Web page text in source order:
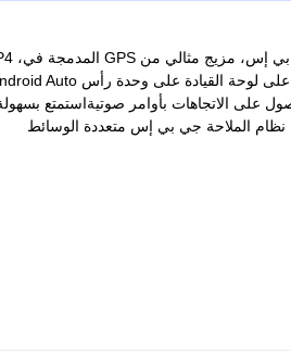
على الاتجاهات بأوامر صوتيةاستمتع
نظام الملاحة جي بي إس متعددة الوسائط